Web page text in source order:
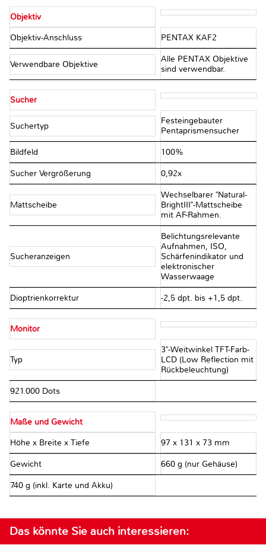
Objektiv
Objektiv-Anschluss PENTAX KAF2
Verwendbare Objektive
Alle PENTAX Objektive
sind verwendbar.
Sucher
Suchertyp
Festeingebauter
Pentaprismensucher
Bildfeld 100%
Sucher Vergrößerung 0,92x
Mattscheibe
Wechselbarer "Natural-
BrightIII"-Mattscheibe
mit AF-Rahmen.
Sucheranzeigen
Belichtungsrelevante
Aufnahmen, ISO,
Schärfenindikator und
elektronischer
Wasserwaage
Dioptrienkorrektur -2,5 dpt. bis +1,5 dpt.
Monitor
Typ
3"-Weitwinkel TFT-Farb-
LCD (Low Reflection mit
Rückbeleuchtung)
921.000 Dots
Maße und Gewicht
Höhe x Breite x Tiefe 97 x 131 x 73 mm
Gewicht 660 g (nur Gehäuse)
740 g (inkl. Karte und Akku)
Das könnte Sie auch interessieren: